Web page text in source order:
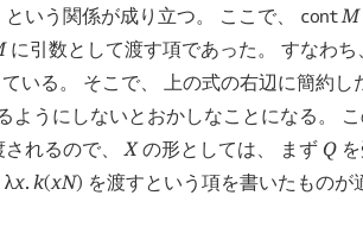
という関係が成り立つ。 ここで、 contM
に引数として渡す項であった。 すなわ
いる。 そこで、 上の式の右辺に簡約
ようにしないとおかしなことになる。
れるので、Xの形としては、 まずQ
λx.k(xN) を渡すという項を書いたもの